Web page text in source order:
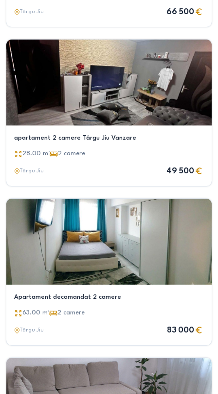
Târgu Jiu 66 500
apartament 2 camere Târgu Jiu Vanzare
28.00 m² 2 camere
Târgu Jiu 49 500
Apartament decomandat 2 camere
63.00 m² 2 camere
Târgu Jiu 83 000